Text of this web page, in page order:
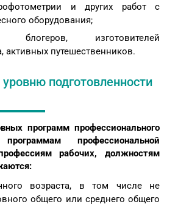
и других работ с
оборудования;
блогеров, изготовителей
активных путешественников.
подготовленности
программ профессионального
профессиональной
рабочих, должностям
возраста, в том числе не
общего или среднего общего